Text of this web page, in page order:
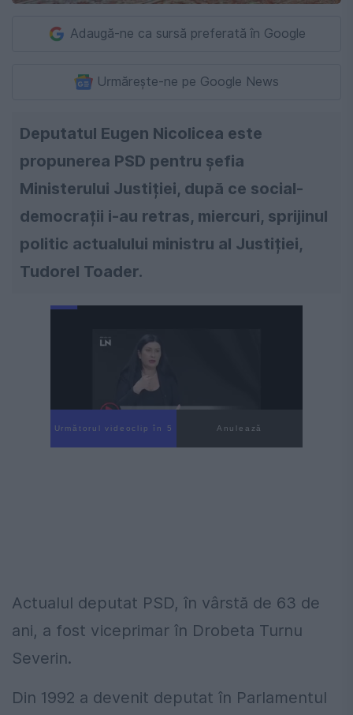
Adaugă-ne ca sursă preferată în Google
Urmărește-ne pe Google News
Deputatul Eugen Nicolicea este
propunerea PSD pentru șefia
Ministerului Justiției, după ce social-
democrații i-au retras, miercuri, sprijinul
politic actualului ministru al Justiției,
Tudorel Toader.
Următorul videoclip în 4 Anulează
Actualul deputat PSD, în vârstă de 63 de
ani, a fost viceprimar în Drobeta Turnu
Severin.
Din 1992 a devenit deputat în Parlamentul